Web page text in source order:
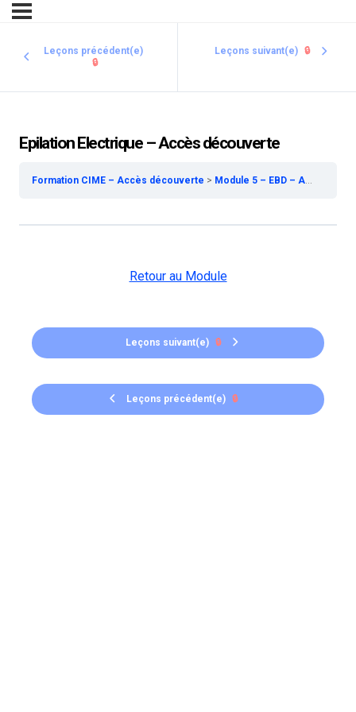
Leçons précédent(e)
🔒
Leçons suivant(e) 🔒
Epilation Electrique – Accès découverte
Formation CIME – Accès découverte Module 5 – EBD – Accès découverte
Leçons précédent(e) 🔒
Retour au Module
Leçons suivant(e) 🔒